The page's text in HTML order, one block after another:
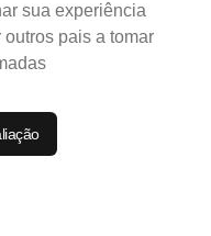
sua experiência
pais a tomar